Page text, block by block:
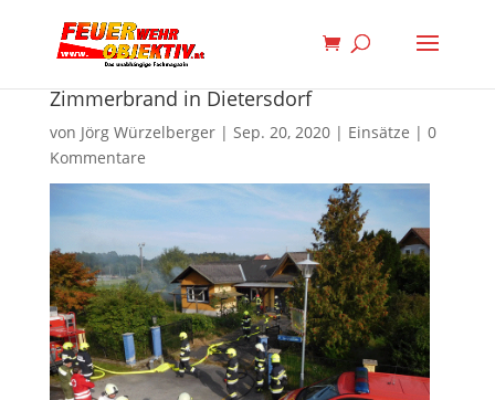
Zimmerbrand in Dietersdorf
von Jörg Würzelberger| Sep. 20, 2020| Einsätze | 0
Kommentare